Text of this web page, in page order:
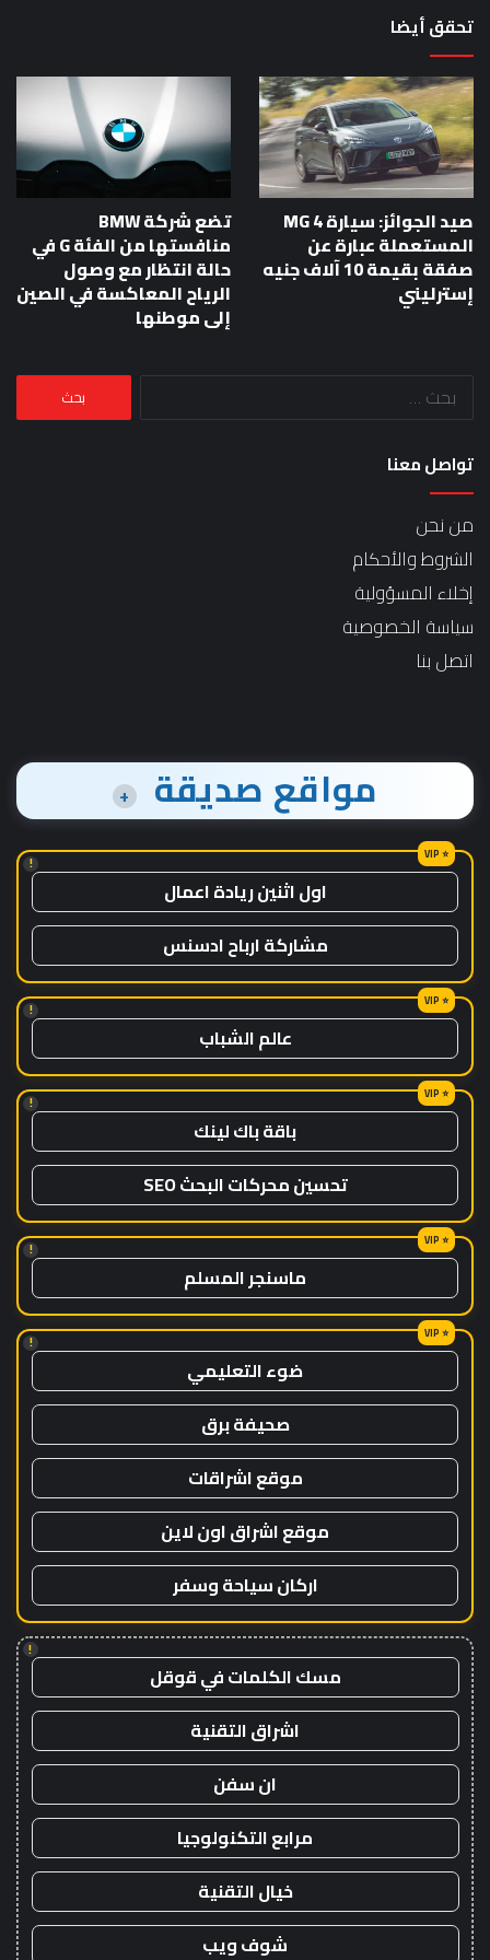
تحقق أيضا
صيد الجوائز: سيارة MG 4
المستعملة عبارة عن
صفقة بقيمة 10 آلاف جنيه
إسترليني
تضع شركة BMW
منافستها من الفئة G في
حالة انتظار مع وصول
الرياح المعاكسة في الصين
إلى موطنها
البحث
تواصل معنا
من نحن
الشروط والأحكام
إخلاء المسؤولية
سياسة الخصوصية
اتصل بنا
مواقع صديقة +
!
اول اثنين ريادة اعمال
مشاركة ارباح ادسنس
!
عالم الشباب
!
باقة باك لينك
تحسين محركات البحث SEO
!
ماسنجر المسلم
!
ضوء التعليمي
صحيفة برق
موقع اشراقات
موقع اشراق اون لاين
اركان سياحة وسفر
!
مسك الكلمات في قوقل
اشراق التقنية
ان سفن
مرابع التكنولوجيا
خيال التقنية
شوف ويب